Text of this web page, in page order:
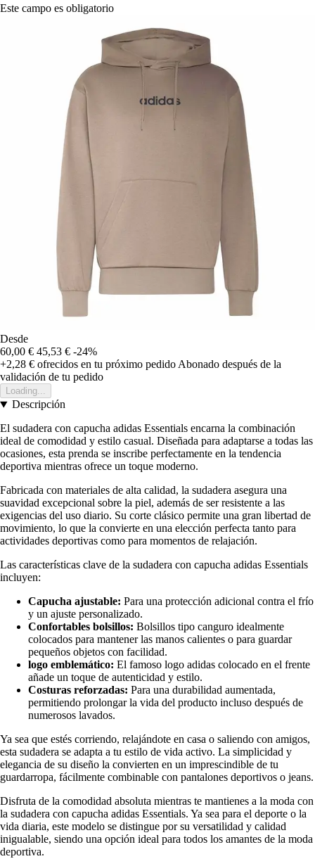
Este campo es obligatorio
Desde
60,00 € 45,53 € -24%
+2,28 € ofrecidos en tu próximo pedidoAbonado después de la
validación de tu pedido
Loading...
Descripción
El sudadera con capucha adidas Essentials encarna la combinación
ideal de comodidad y estilo casual. Diseñada para adaptarse a todas las
ocasiones, esta prenda se inscribe perfectamente en la tendencia
deportiva mientras ofrece un toque moderno.
Fabricada con materiales de alta calidad, la sudadera asegura una
suavidad excepcional sobre la piel, además de ser resistente a las
exigencias del uso diario. Su corte clásico permite una gran libertad de
movimiento, lo que la convierte en una elección perfecta tanto para
actividades deportivas como para momentos de relajación.
Las características clave de la sudadera con capucha adidas Essentials
incluyen:
Capucha ajustable: Para una protección adicional contra el frío
y un ajuste personalizado.
Confortables bolsillos: Bolsillos tipo canguro idealmente
colocados para mantener las manos calientes o para guardar
pequeños objetos con facilidad.
logo emblemático: El famoso logo adidas colocado en el frente
añade un toque de autenticidad y estilo.
Costuras reforzadas: Para una durabilidad aumentada,
permitiendo prolongar la vida del producto incluso después de
numerosos lavados.
Ya sea que estés corriendo, relajándote en casa o saliendo con amigos,
esta sudadera se adapta a tu estilo de vida activo. La simplicidad y
elegancia de su diseño la convierten en un imprescindible de tu
guardarropa, fácilmente combinable con pantalones deportivos o jeans.
Disfruta de la comodidad absoluta mientras te mantienes a la moda con
la sudadera con capucha adidas Essentials. Ya sea para el deporte o la
vida diaria, este modelo se distingue por su versatilidad y calidad
inigualable, siendo una opción ideal para todos los amantes de la moda
deportiva.